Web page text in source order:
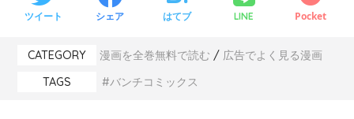
ツイート シェア はてブ LINE Pocket
CATEGORY 漫画を全巻無料で読む
広告でよく見る漫画
TAGS
バンチコミックス